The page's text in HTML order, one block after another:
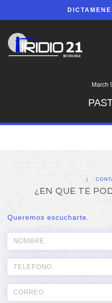
March
¿EN QUE TE
Queremos escucharte.